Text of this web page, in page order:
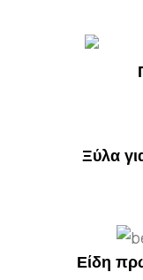
Ξύλα
Είδη